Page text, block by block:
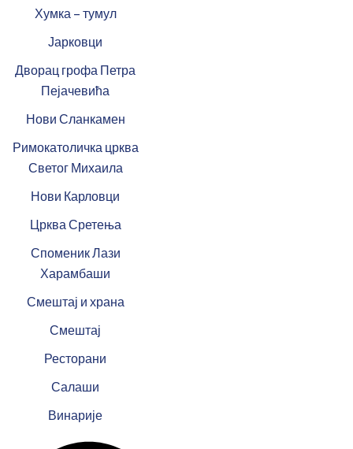
Хумка – тумул
Јарковци
Дворац грофа Петра
Пејачевића
Нови Сланкамен
Римокатоличка црква
Светог Михаила
Нови Карловци
Црква Сретења
Споменик Лази
Харамбаши
Смештај и храна
Смештај
Ресторани
Салаши
Винарије